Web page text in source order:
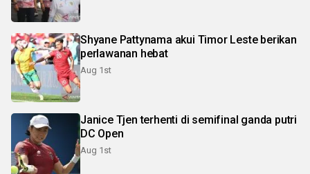
Shyane Pattynama akui Timor Leste berikan
perlawanan hebat
Aug 1st
Janice Tjen terhenti di semifinal ganda putri
DC Open
Aug 1st